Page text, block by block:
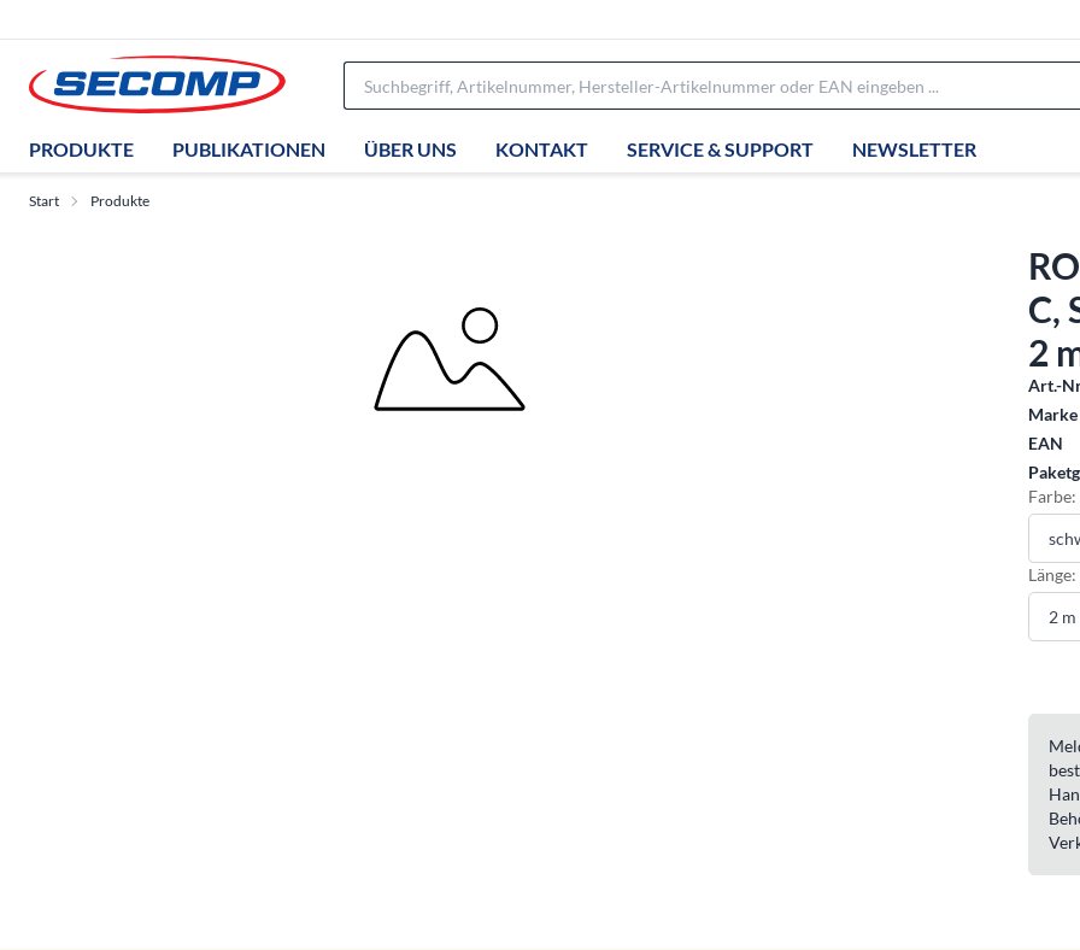
PRODUKTE PUBLIKATIONEN ÜBER UNS KONTAKT SERVICE & SUPPORT NEWSLETTER
Start Produkte
C,
2
Art.-
EAN
Farbe:
Länge: